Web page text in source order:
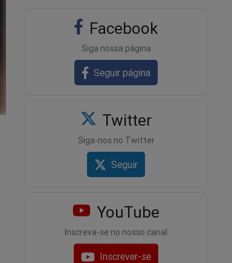
Facebook
Siga nossa página
Seguir página
Twitter
Siga-nos no Twitter
Seguir
YouTube
Inscreva-se no nosso canal
Inscrever-se